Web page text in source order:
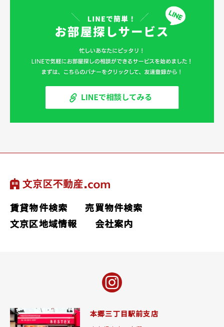
賃貸物件検索
売買物件検索
文京区地域情報
会社案内
本郷三丁目駅前支店